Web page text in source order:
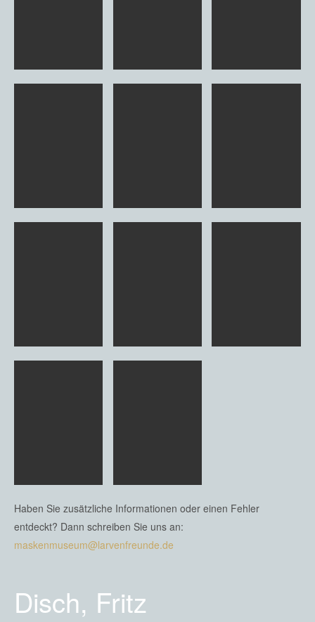
Haben Sie zusätzliche Informationen oder einen Fehler
entdeckt? Dann schreiben Sie uns an:
maskenmuseum@larvenfreunde.de
Disch, Fritz